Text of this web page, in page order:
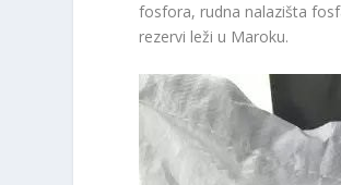
fosfora, rudna nalazišta
rezervi leži u Maroku.